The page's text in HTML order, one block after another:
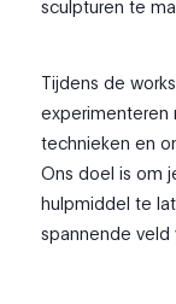
sculpturen te
Tijdens de
experimenteren
technieken en
Ons doel is om
hulpmiddel te
spannende veld